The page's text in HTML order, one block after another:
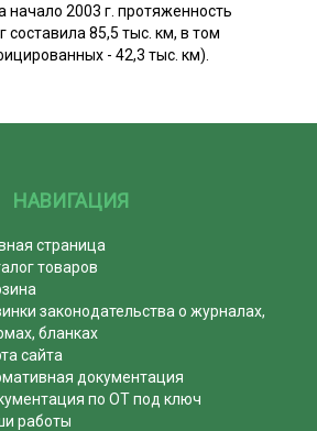
начало 2003 г. протяженность
составила 85,5 тыс. км, в том
- 42,3 тыс. км).
НАВИГАЦИЯ
страница
товаров
законодательства о журналах,
бланках
сайта
документация
по ОТ под ключ
работы